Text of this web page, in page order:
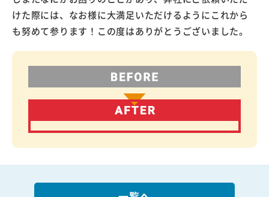
けた際には、なお様に大満足いただけるようにこれから
も努めて参ります！この度はありがとうございました。